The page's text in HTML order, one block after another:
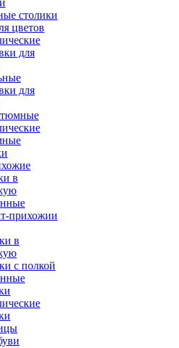
столики
цветов
для
для
в
прихожии
в
с полкой